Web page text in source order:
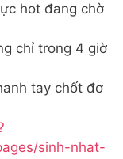
hot đang chờ
chỉ trong 4 giờ
tay chốt đơ
sinh-nhat-